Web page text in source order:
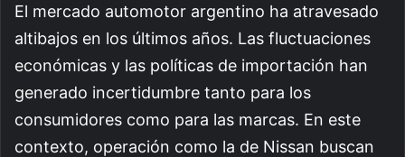
El mercado automotor argentino ha atravesado
altibajos en los últimos años. Las fluctuaciones
económicas y las políticas de importación han
generado incertidumbre tanto para los
consumidores como para las marcas. En este
contexto, operación como la de Nissan buscan